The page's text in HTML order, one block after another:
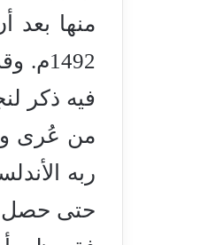
منها بعد
فيه ذكر
من عُرى
ربه
حتى حصل